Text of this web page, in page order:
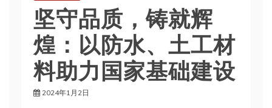
坚守品质，铸就辉
煌：以防水、土工材
料助力国家基础建设
2024年1月2日